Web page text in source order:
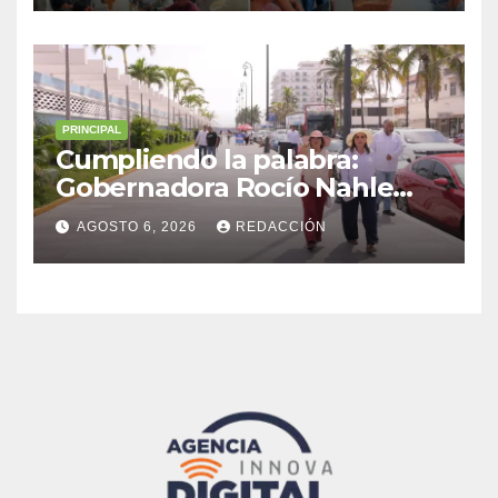
Malacatepec
PRINCIPAL
Cumpliendo la palabra:
Gobernadora Rocío Nahle
impulsa la gran rehabilitación
del Centro Histórico de
Veracruz
AGOSTO 6, 2026 REDACCIÓN